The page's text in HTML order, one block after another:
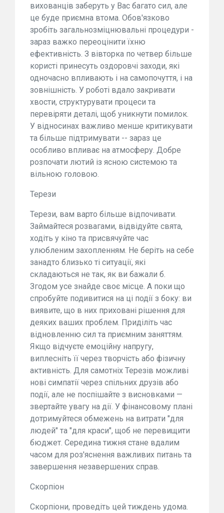
вихованців заберуть у Вас багато сил, але
це буде приємна втома. Обов'язково
зробіть загальнозміцнювальні процедури -
зараз важко переоцінити їхню
ефективність. З вівторка по четвер більше
користі принесуть оздоровчі заходи, які
одночасно впливають і на самопочуття, і на
зовнішність. У роботі вдало закривати
хвости, структурувати процеси та
перевіряти деталі, щоб уникнути помилок.
У відносинах важливо менше критикувати
та більше підтримувати -- зараз це
особливо впливає на атмосферу. Добре
розпочати лютий із ясною системою та
вільною головою.
Терези
Терези, вам варто більше відпочивати.
Займайтеся розвагами, відвідуйте свята,
ходіть у кіно та присвячуйте час
улюбленим захопленням. Не беріть на себе
занадто близько ті ситуації, які
складаються не так, як ви бажали б.
Згодом усе знайде своє місце. А поки що
спробуйте подивитися на ці події з боку: ви
виявите, що в них приховані рішення для
деяких ваших проблем. Приділіть час
відновленню сил та приємним заняттям.
Якщо відчуєте емоційну напругу,
виплесніть її через творчість або фізичну
активність. Для самотніх Терезів можливі
нові симпатії через спільних друзів або
події, але не поспішайте з висновками —
звертайте увагу на дії. У фінансовому плані
дотримуйтеся обмежень на витрати "для
людей" та "для краси", щоб не перевищити
бюджет. Середина тижня стане вдалим
часом для роз'яснення важливих питань та
завершення незавершених справ.
Скорпіон
Скорпіони, проведіть цей тиждень удома.